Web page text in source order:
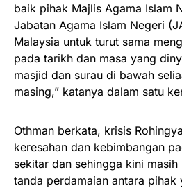
baik pihak Majlis Agama Islam
Jabatan Agama Islam Negeri
Malaysia untuk turut sama
pada tarikh dan masa yang
masjid dan surau di bawah
masing,” katanya dalam satu
Othman berkata, krisis
keresahan dan kebimbangan
sekitar dan sehingga kini
tanda perdamaian antara pihak